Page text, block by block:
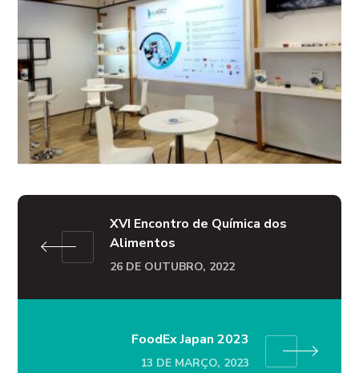
XVI Encontro de Química dos
Alimentos
26 DE OUTUBRO, 2022
FoodEx Japan 2023
13 DE MARÇO, 2023